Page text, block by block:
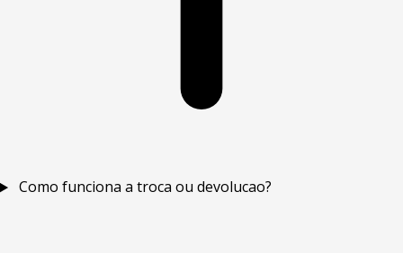
Como funciona a troca ou devolucao?